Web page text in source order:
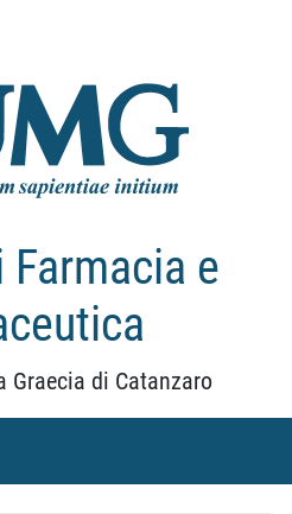
e
Graecia di Catanzaro